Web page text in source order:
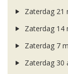
Zaterdag 21
Zaterdag 14
Zaterdag 7
Zaterdag 30